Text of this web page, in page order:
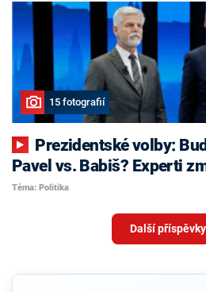
15 fotografií
Pavel vs. Babiš? Experti
Téma: Politika
Další příspěvky